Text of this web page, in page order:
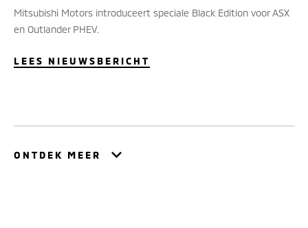
Mitsubishi Motors introduceert speciale Black Edition voor ASX
en Outlander PHEV.
LEES NIEUWSBERICHT
ONTDEK MEER